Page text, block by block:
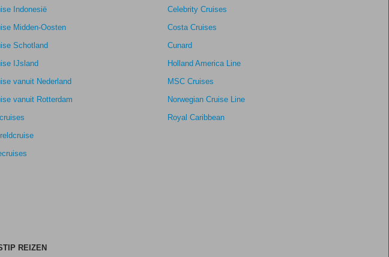
Indonesië
Midden-Oosten
Schotland
IJsland
vanuit Nederland
vanuit Rotterdam
Celebrity Cruises
Costa Cruises
Cunard
Holland America Line
MSC Cruises
Norwegian Cruise Line
Royal Caribbean
REIZEN